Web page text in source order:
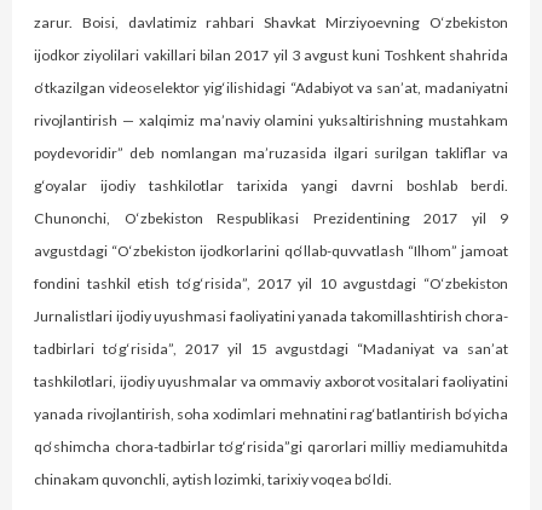
zarur. Boisi, davlatimiz rahbari Shavkat Mirziyoevning O‘zbekiston
ijodkor ziyolilari vakillari bilan 2017 yil 3 avgust kuni Toshkent shahrida
o‘tkazilgan videoselektor yig‘ilishidagi “Adabiyot va san’at, madaniyatni
rivojlantirish — xalqimiz ma’naviy olamini yuksaltirishning mustahkam
poydevoridir” deb nomlangan ma’ruzasida ilgari surilgan takliflar va
g‘oyalar ijodiy tashkilotlar tarixida yangi davrni boshlab berdi.
Chunonchi, O‘zbekiston Respublikasi Prezidentining 2017 yil 9
avgustdagi “O‘zbekiston ijodkorlarini qo‘llab-quvvatlash “Ilhom” jamoat
fondini tashkil etish to‘g‘risida”, 2017 yil 10 avgustdagi “O‘zbekiston
Jurnalistlari ijodiy uyushmasi faoliyatini yanada takomillashtirish chora-
tadbirlari to‘g‘risida”, 2017 yil 15 avgustdagi “Madaniyat va san’at
tashkilotlari, ijodiy uyushmalar va ommaviy axborot vositalari faoliyatini
yanada rivojlantirish, soha xodimlari mehnatini rag‘batlantirish bo‘yicha
qo‘shimcha chora-tadbirlar to‘g‘risida”gi qarorlari milliy mediamuhitda
chinakam quvonchli, aytish lozimki, tarixiy voqea bo‘ldi.